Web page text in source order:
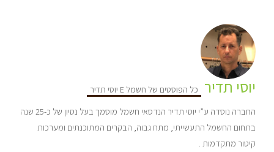
יוסי תדיר כל הפוסטים של חשמל E יוסי תדיר
החברה נוסדה ע”י יוסי תדיר הנדסאי חשמל מוסמך בעל נסיון של כ-25 שנה
בתחום החשמל התעשייתי, מתח גבוה, הבקרים המתוכנתים ומערכות
קיטור מתקדמות .